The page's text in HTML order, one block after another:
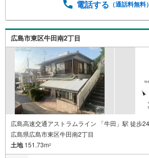
を大切に」をモットーに、創業以
ることができました。「人と人、
精神を大切に、お客様へのサポート
式会社日東リバティ〒732-0818広島
22-2F
電話する （通話料無料）
広島市東区牛田南2丁目
広島高速交通アストラムライン 「牛田」駅 徒歩
広島県広島市東区牛田南2丁目
土地151.73m2